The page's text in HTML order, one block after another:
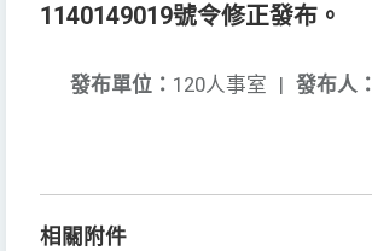
1140149019號令修正發布。
發布人：
發布單位： 120人事室 |
相關附件